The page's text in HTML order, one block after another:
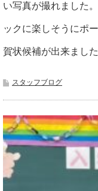
い写真が撮れました
ックに楽しそうにポ
賀状候補が出来ました
スタッフブログ